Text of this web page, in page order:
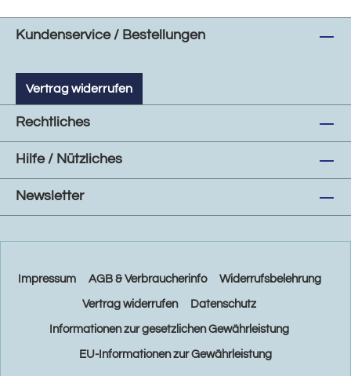
Kundenservice / Bestellungen
Vertrag widerrufen
Rechtliches
Hilfe / Nützliches
Newsletter
Impressum AGB & Verbraucherinfo Widerrufsbelehrung
Vertrag widerrufen Datenschutz
Informationen zur gesetzlichen Gewährleistung
EU-Informationen zur Gewährleistung